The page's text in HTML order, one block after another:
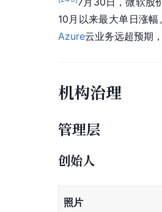
10月以来最大单日涨
Azure云业务远超预期
机构治理
管理层
创始人
照片